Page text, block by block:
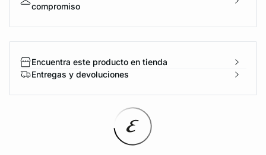
compromiso
Encuentra este producto en tienda
Entregas y devoluciones